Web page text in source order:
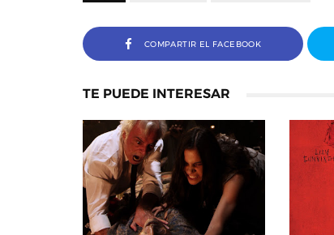
COMPARTIR EL FACEBOOK
TE PUEDE INTERESAR